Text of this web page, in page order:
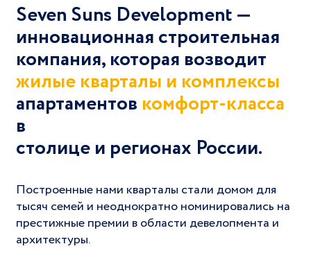
Seven Suns Development —
инновационная строительная
компания, которая возводит
жилые кварталы и комплексы
апартаментов комфорт-класса
в
столице и регионах России.
Построенные нами кварталы стали домом для
тысяч семей и неоднократно номинировались на
престижные премии в области девелопмента и
архитектуры.